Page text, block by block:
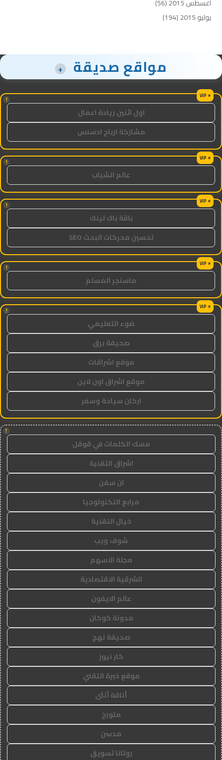
أغسطس 2015
(56)
يوليو 2015
(194)
مواقع صديقة +
!
اول اثنين ريادة اعمال
مشاركة ارباح ادسنس
!
عالم الشباب
!
باقة باك لينك
تحسين محركات البحث SEO
!
ماسنجر المسلم
!
ضوء التعليمي
صحيفة برق
موقع اشراقات
موقع اشراق اون لاين
اركان سياحة وسفر
!
مسك الكلمات في قوقل
اشراق التقنية
ان سفن
مرابع التكنولوجيا
خيال التقنية
شوف ويب
مجلة الاسهم
الشرقية الاقتصادية
عالم الايفون
مدونة كوكان
صحيفة نهج
كار نيوز
موقع خبرة التقني
أناقة أنثى
متورخ
مدسن
روتانا تسويق